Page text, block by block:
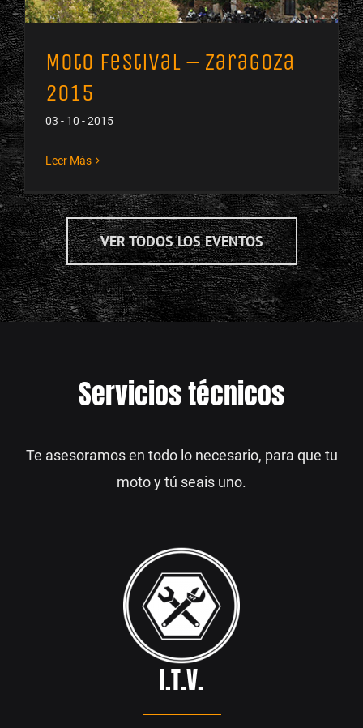
Moto Festival – Zaragoza
2015
03 - 10 - 2015
Leer Más
VER TODOS LOS EVENTOS
Servicios técnicos
Te asesoramos en todo lo necesario, para que tu
moto y tú seais uno.
I.T.V.